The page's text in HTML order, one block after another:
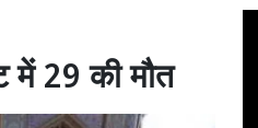
में 29 की मौत